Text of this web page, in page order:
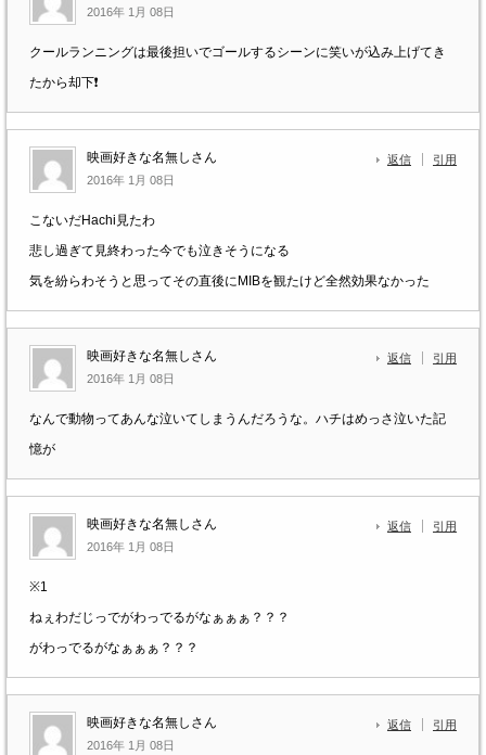
2016年 1月 08日
クールランニングは最後担いでゴールするシーンに笑いが込み上げてき
たから却下❗
映画好きな名無しさん
2016年 1月 08日
返信 引用
こないだHachi見たわ
悲し過ぎて見終わった今でも泣きそうになる
気を紛らわそうと思ってその直後にMIBを観たけど全然効果なかった
映画好きな名無しさん
2016年 1月 08日
返信 引用
なんで動物ってあんな泣いてしまうんだろうな。ハチはめっさ泣いた記
憶が
映画好きな名無しさん
2016年 1月 08日
返信 引用
※1
ねぇわだじっでがわっでるがなぁぁぁ？？？
がわっでるがなぁぁぁ？？？
映画好きな名無しさん
2016年 1月 08日
返信 引用